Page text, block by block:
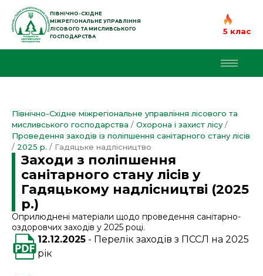
Перейти
вмісту
ПІВНІЧНО-СХІДНЕ
МІЖРЕГІОНАЛЬНЕ УПРАВЛІННЯ
ЛІСОВОГО ТА МИСЛИВСЬКОГО
ГОСПОДАРСТВА
5 клас
Північно-Східне міжрегіональне управління лісового та
мисливського господарства / Охорона і захист лісу/
Проведення заходів із поліпшення санітарного стану лісів
/ 2025 р. / Гадяцьке надлісництво
Заходи з поліпшення
санітарного стану лісів у
Гадяцькому надлісництві (2025
р.)
Оприлюднені матеріали щодо проведення санітарно-
оздоровчих заходів у 2025 році.
12.12.2025
Перелік заходів з ПССЛ на 2025
рік